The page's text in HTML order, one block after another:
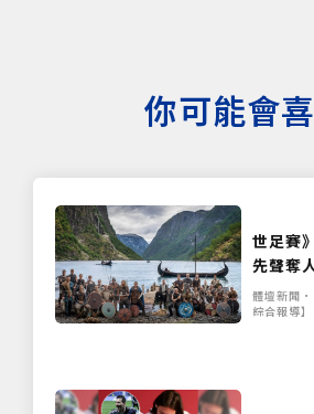
你可能會
世足賽
先聲奪
表三款
大心理
體壇新聞•
綜合報導